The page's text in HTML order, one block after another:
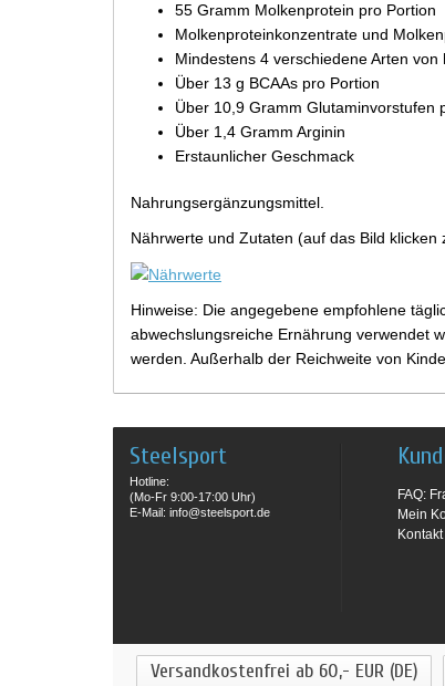
55 Gramm Molkenprotein pro Portion
Molkenproteinkonzentrate und
Mindestens 4 verschiedene Arten
Über 13 g BCAAs pro Portion
Über 10,9 Gramm Glutaminvorstufen
Über 1,4 Gramm Arginin
Erstaunlicher Geschmack
Nahrungsergänzungsmittel.
Nährwerte und Zutaten (auf das Bild klicken
Hinweise: Die angegebene empfohlene
abwechslungsreiche Ernährung verwendet
werden. Außerhalb der Reichweite von
Steelsport
Hotline:
(Mo-Fr 9:00-17:00 Uhr)
E-Mail: info@steelsport.de
FAQ:
Mein
Kontakt
Versandkostenfrei ab 60,- EUR (DE)